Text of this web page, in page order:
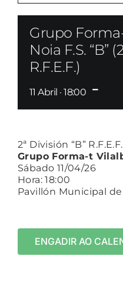
Grupo
Noia F.S. “B”
R.F.E.F.)
11 Abril · 18:00 -
2ª División “B” R.F.E.F.
Grupo Forma-t
Sábado 11/04/26
Hora: 18:00
Pavillón Municipal
ENGADIR AO